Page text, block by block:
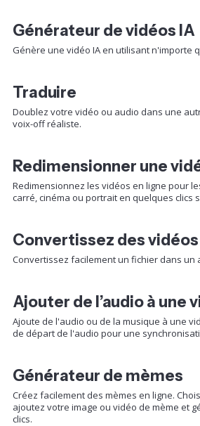
Générateur de vidéos IA
Génère une vidéo IA en utilisant n'importe
Traduire
Doublez votre vidéo ou audio dans une
voix-off réaliste.
Redimensionner une
Redimensionnez les vidéos en ligne pour
carré, cinéma ou portrait en quelques clics
Convertissez des vidéos
Convertissez facilement un fichier dans un
Ajouter de l’audio à une
Ajoute de l'audio ou de la musique à une
de départ de l'audio pour une
Générateur de mèmes
Créez facilement des mèmes en ligne.
ajoutez votre image ou vidéo de mème et
clics.